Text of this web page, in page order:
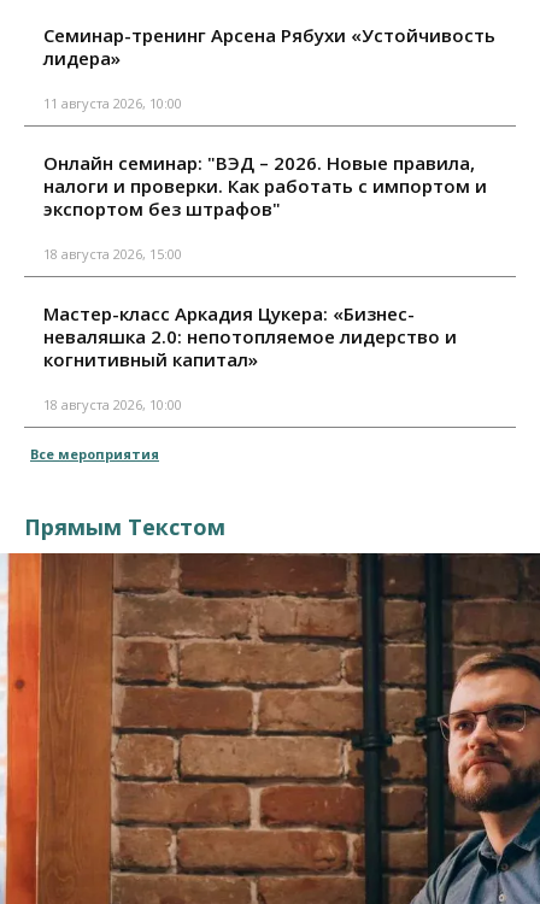
Семинар-тренинг Арсена Рябухи «Устойчивость
лидера»
11 августа 2026, 10:00
Онлайн семинар: "ВЭД – 2026. Новые правила,
налоги и проверки. Как работать с импортом и
экспортом без штрафов"
18 августа 2026, 15:00
Мастер-класс Аркадия Цукера: «Бизнес-
неваляшка 2.0: непотопляемое лидерство и
когнитивный капитал»
18 августа 2026, 10:00
Все мероприятия
Прямым Текстом